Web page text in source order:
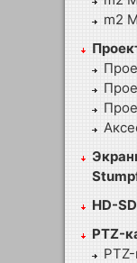
m2
HD-
PTZ-